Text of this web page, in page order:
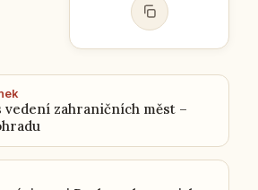
vedení zahraničních měst –